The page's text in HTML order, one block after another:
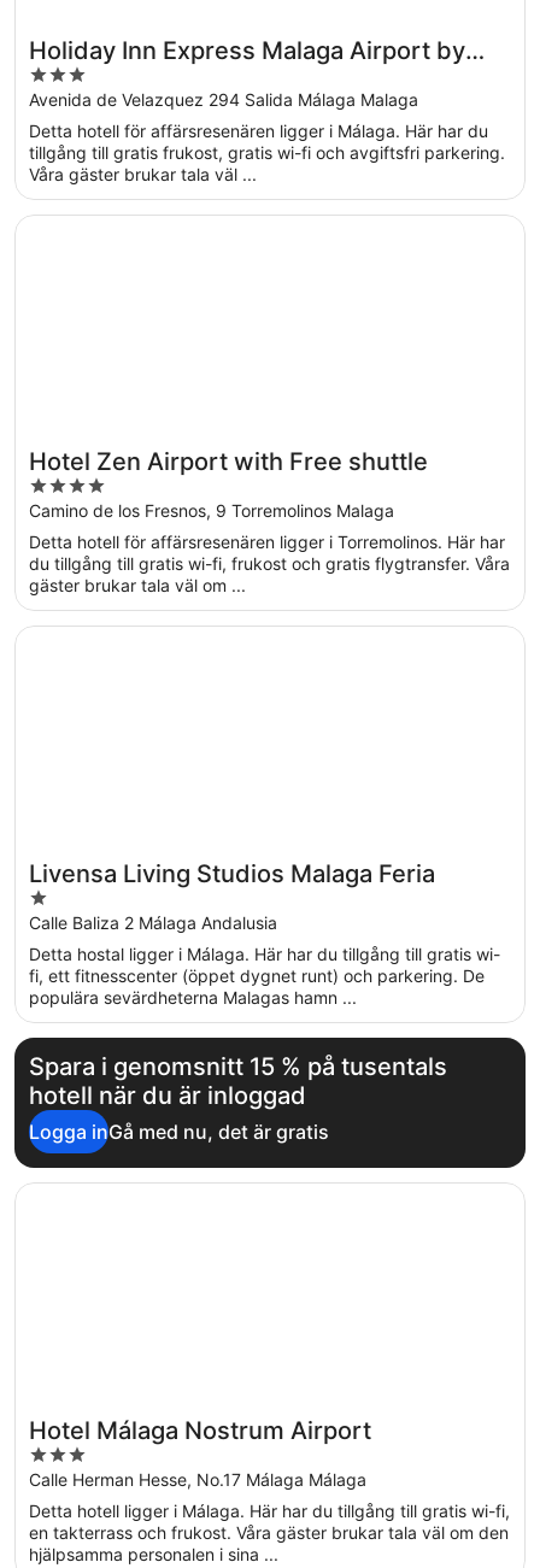
Holiday Inn Express Malaga Airport by
IHG
3
out
of
5
Avenida de Velazquez 294 Salida Málaga Malaga
Detta hotell för affärsresenären ligger i Málaga. Här har du
tillgång till gratis frukost, gratis wi-fi och avgiftsfri parkering.
Våra gäster brukar tala väl ...
Hotel Zen Airport with Free shuttle
4
out
of
5
Camino de los Fresnos, 9 Torremolinos Malaga
Detta hotell för affärsresenären ligger i Torremolinos. Här har
du tillgång till gratis wi-fi, frukost och gratis flygtransfer. Våra
gäster brukar tala väl om ...
Öppnas i ett nytt fönster
Hotel Zen Airport with Free shuttle
Livensa Living Studios Malaga Feria
1
out
of
5
Calle Baliza 2 Málaga Andalusia
Detta hostal ligger i Málaga. Här har du tillgång till gratis wi-
fi, ett fitnesscenter (öppet dygnet runt) och parkering. De
populära sevärdheterna Malagas hamn ...
Öppnas i ett nytt fönster
Livensa Living Studios Malaga Feria
Spara i genomsnitt 15 % på tusentals
hotell när du är inloggad
Logga inGå med nu, det är gratis
Hotel Málaga Nostrum Airport
3
out
of
5
Calle Herman Hesse, No.17 Málaga Málaga
Detta hotell ligger i Málaga. Här har du tillgång till gratis wi-fi,
en takterrass och frukost. Våra gäster brukar tala väl om den
hjälpsamma personalen i sina ...
Öppnas i ett nytt fönster
Hotel Málaga Nostrum Airport